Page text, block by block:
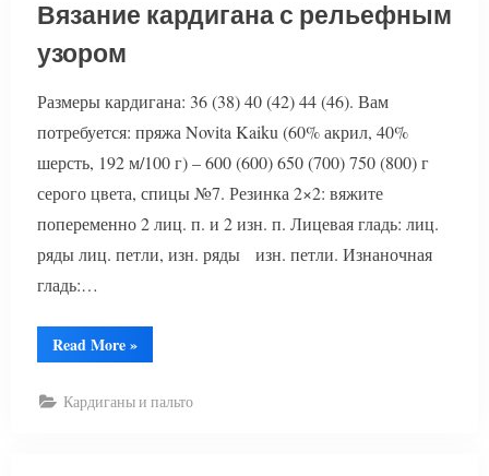
Вязание кардигана с рельефным
узором
Размеры кардигана: 36 (38) 40 (42) 44 (46). Вам
потребуется: пряжа Novita Kaiku (60% акрил, 40%
шерсть, 192 м/100 г) – 600 (600) 650 (700) 750 (800) г
серого цвета, спицы №7. Резинка 2×2: вяжите
попеременно 2 лиц. п. и 2 изн. п. Лицевая гладь: лиц.
ряды лиц. петли, изн. ряды изн. петли. Изнаночная
гладь:…
Read More“Вязание
кардигана
узором”
»
Кардиганы и пальто